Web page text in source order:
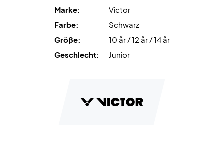
Junior T-shirt noch heute!
Farbe: Schwarz.
Material: 100% recyceltes Polyester.
Marke:
Victor
Farbe:
Schwarz
Größe:
10 år / 12 år / 14 år
Geschlecht:
Junior